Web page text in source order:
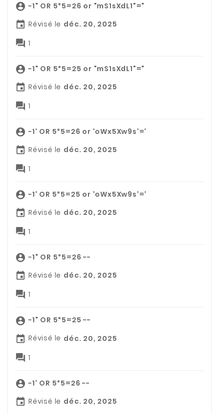
 -1" OR 5*5=26 or "mS1sXdL1"="
 Révisé le déc. 20, 2025
 1
 -1" OR 5*5=25 or "mS1sXdL1"="
 Révisé le déc. 20, 2025
 1
 -1' OR 5*5=26 or 'oWx5Xw9s'='
 Révisé le déc. 20, 2025
 1
 -1' OR 5*5=25 or 'oWx5Xw9s'='
 Révisé le déc. 20, 2025
 1
 -1" OR 5*5=26 --
 Révisé le déc. 20, 2025
 1
 -1" OR 5*5=25 --
 Révisé le déc. 20, 2025
 1
 -1' OR 5*5=26 --
 Révisé le déc. 20, 2025